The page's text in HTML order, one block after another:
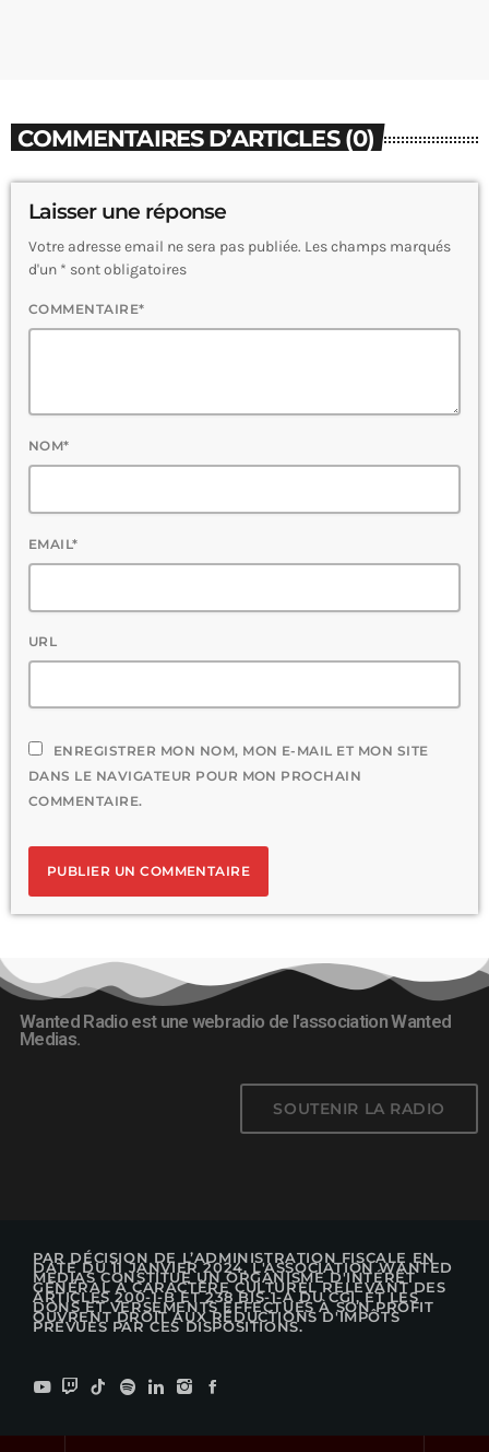
COMMENTAIRES D’ARTICLES (0)
Laisser une réponse
Votre adresse email ne sera pas publiée. Les champs marqués
d'un * sont obligatoires
COMMENTAIRE*
NOM*
EMAIL*
URL
ENREGISTRER MON NOM, MON E-MAIL ET MON SITE
DANS LE NAVIGATEUR POUR MON PROCHAIN
COMMENTAIRE.
Wanted Radio est une webradio de l'association Wanted
Medias.
SOUTENIR LA RADIO
PAR DÉCISION DE L’ADMINISTRATION FISCALE EN
DATE DU 11 JANVIER 2024, L'ASSOCIATION WANTED
MEDIAS CONSTITUE UN ORGANISME D'INTÉRÊT
GÉNÉRAL À CARACTÈRE CULTUREL RELEVANT DES
ARTICLES 200-1-B ET 238 BIS-1-A DU CGI, ET LES
DONS ET VERSEMENTS EFFECTUÉS À SON PROFIT
OUVRENT DROIT AUX RÉDUCTIONS D'IMPÔTS
PRÉVUES PAR CES DISPOSITIONS.